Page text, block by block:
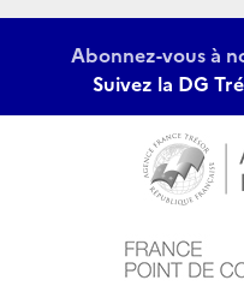
Abonnez-vous à
Suivez la DG